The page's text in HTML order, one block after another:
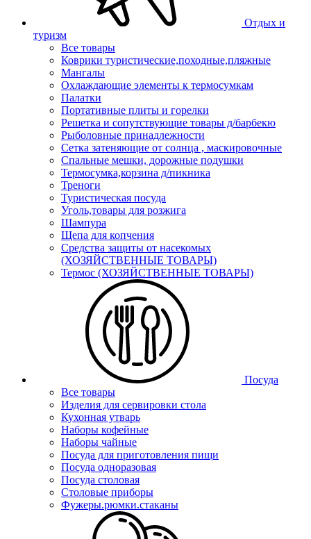
Отдых и
туризм
Все товары
Коврики туристические,походные,пляжные
Мангалы
Охлаждающие элементы к термосумкам
Палатки
Портативные плиты и горелки
Решетка и сопутствующие товары д/барбекю
Рыболовные принадлежности
Сетка затеняющие от солнца , маскировочные
Спальные мешки, дорожные подушки
Термосумка,корзина д/пикника
Треноги
Туристическая посуда
Уголь,товары для розжига
Шампура
Щепа для копчения
Средства защиты от насекомых
(ХОЗЯЙСТВЕННЫЕ ТОВАРЫ)
Термос (ХОЗЯЙСТВЕННЫЕ ТОВАРЫ)
Посуда
Все товары
Изделия для сервировки стола
Кухонная утварь
Наборы кофейные
Наборы чайные
Посуда для приготовления пищи
Посуда одноразовая
Посуда столовая
Столовые приборы
Фужеры.рюмки.стаканы